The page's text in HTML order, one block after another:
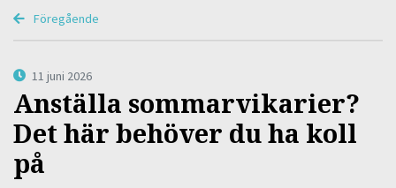
Föregående
11 juni 2026
Anställa sommarvikarier?
Det här behöver du ha koll
på